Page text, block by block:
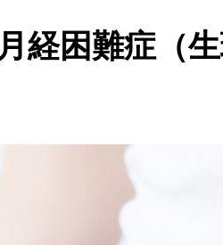
月経困難症（